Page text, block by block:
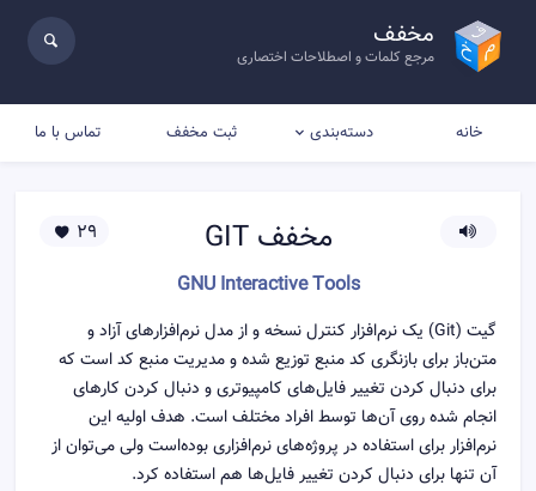
مخفف
مرجع کلمات و اصطلاحات اختصاری
خانه دسته‌بندی ثبت مخفف تماس با ما
مخففGIT
GNU Interactive Tools
29
گیت (Git) یک نرم‌افزار کنترل نسخه و از مدل نرم‌افزارهای آزاد و
متن‌باز برای بازنگری کد منبع توزیع شده و مدیریت منبع کد است که
برای دنبال کردن تغییر فایل‌های کامپیوتری و دنبال کردن کارهای
انجام شده روی آن‌ها توسط افراد مختلف است. هدف اولیه این
نرم‌افزار برای استفاده در پروژه‌های نرم‌افزاری بوده‌است ولی می‌توان از
آن تنها برای دنبال کردن تغییر فایل‌ها هم استفاده کرد.